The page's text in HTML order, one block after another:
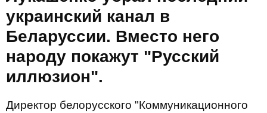
украинский канал в
Беларуссии. Вместо него
народу покажут "Русский
иллюзион".
Директор белорусского "Коммуникационного